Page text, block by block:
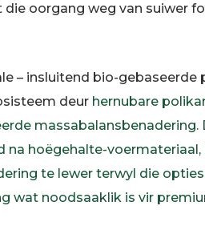
oorgang weg van suiwer
– insluitend bio-gebaseerde
deur hernubare
massabalansbenadering.
hoëgehalte-voermateriaal,
te lewer terwyl die
wat noodsaaklik is vir